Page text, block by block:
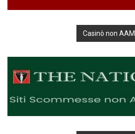
Casinò non